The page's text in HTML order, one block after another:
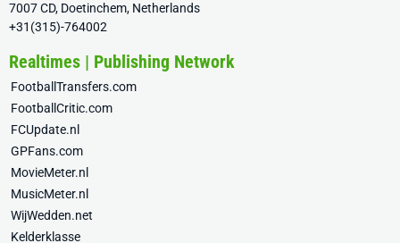
7007 CD, Doetinchem, Netherlands
+31(315)-764002
Realtimes | Publishing Network
FootballTransfers.com
FootballCritic.com
FCUpdate.nl
GPFans.com
MovieMeter.nl
MusicMeter.nl
WijWedden.net
Kelderklasse